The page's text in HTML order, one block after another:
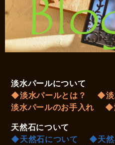
淡水パールについて
◆淡水パールとは？
◆淡
淡水パールのお手入れ
◆
天然石について
◆天然石について
◆天然